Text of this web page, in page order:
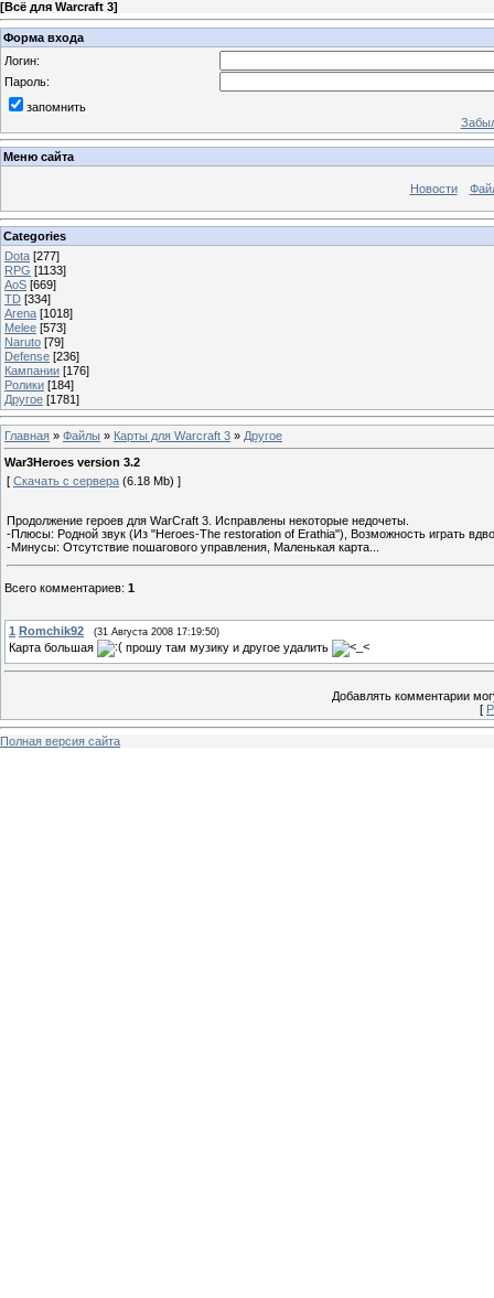
[Всё для Warcraft 3]
Форма входа
Логин:
Пароль:
запомнить
Меню сайта
Новости
Categories
Dota [277]
RPG [1133]
AoS [669]
TD [334]
Arena [1018]
Melee [573]
Naruto [79]
Defense [236]
Кампании [176]
Ролики [184]
Другое [1781]
Главная » Файлы » Карты для Warcraft 3 » Другое
War3Heroes version 3.2
[ Скачать с сервера (6.18 Mb) ]
Продолжение героев для WarCraft 3. Исправлены некоторые недочеты.
-Плюсы: Родной звук (Из "Heroes-The restoration of Erathia"), Возможность играть
-Минусы: Отсутствие пошагового управления, Маленькая карта...
Всего комментариев: 1
1 Romchik92 (31 Августа 2008 17:19:50)
Карта большая прошу там музику и другое удалить
Добавлять комментарии
[
Полная версия сайта